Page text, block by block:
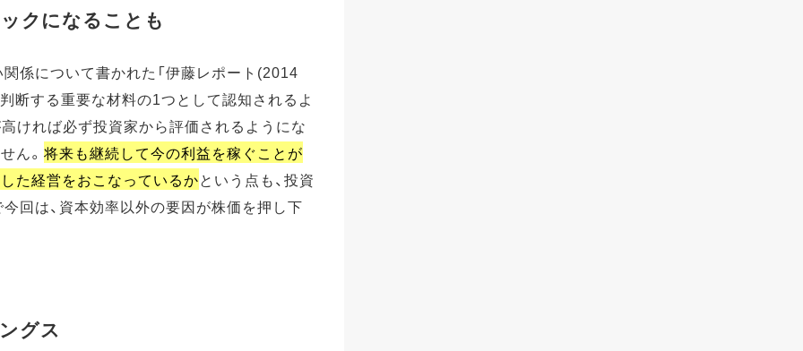
クになることも
係について書かれた「伊藤レポート(2014
断する重要な材料の1つとして認知されるよ
ければ必ず投資家から評価されるようにな
ん。将来も継続して今の利益を稼ぐことが
た経営をおこなっているかという点も、投資
回は、資本効率以外の要因が株価を押し下
グス